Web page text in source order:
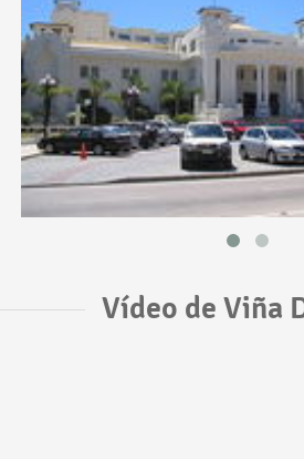
Vídeo de Viña